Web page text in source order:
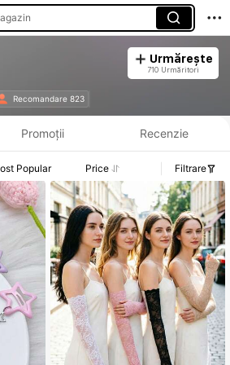
Urmărește
710 Urmăritori
Recomandare 823
prețului, detalii privind vânzările și stocul.
Promoții Recenzie
Popular Price Filtrare